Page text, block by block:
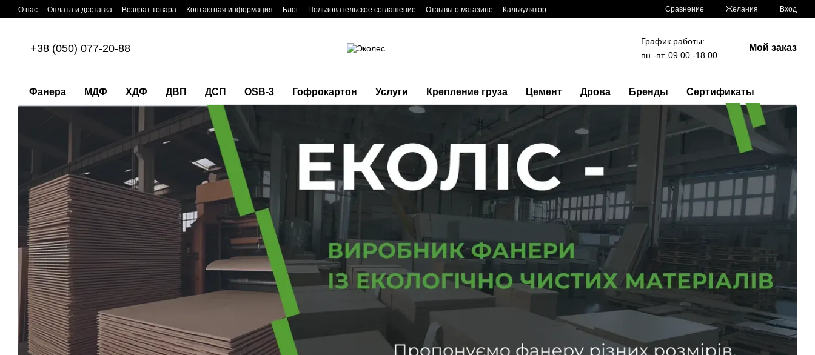
Перейти к основному контенту
О нас Оплата и доставка Возврат товара Контактная информация Блог Пользовательское соглашение Отзывы о магазине Калькулятор Сравнение Желания Вход
+38 (050) 077-20-88
График работы:
пн.-пт. 09.00 -18.00
Мой заказ
Фанера МДФ ХДФ ДВП ДСП OSB-3 Гофрокартон Услуги Крепление груза Цемент Дрова Бренды Сертификаты